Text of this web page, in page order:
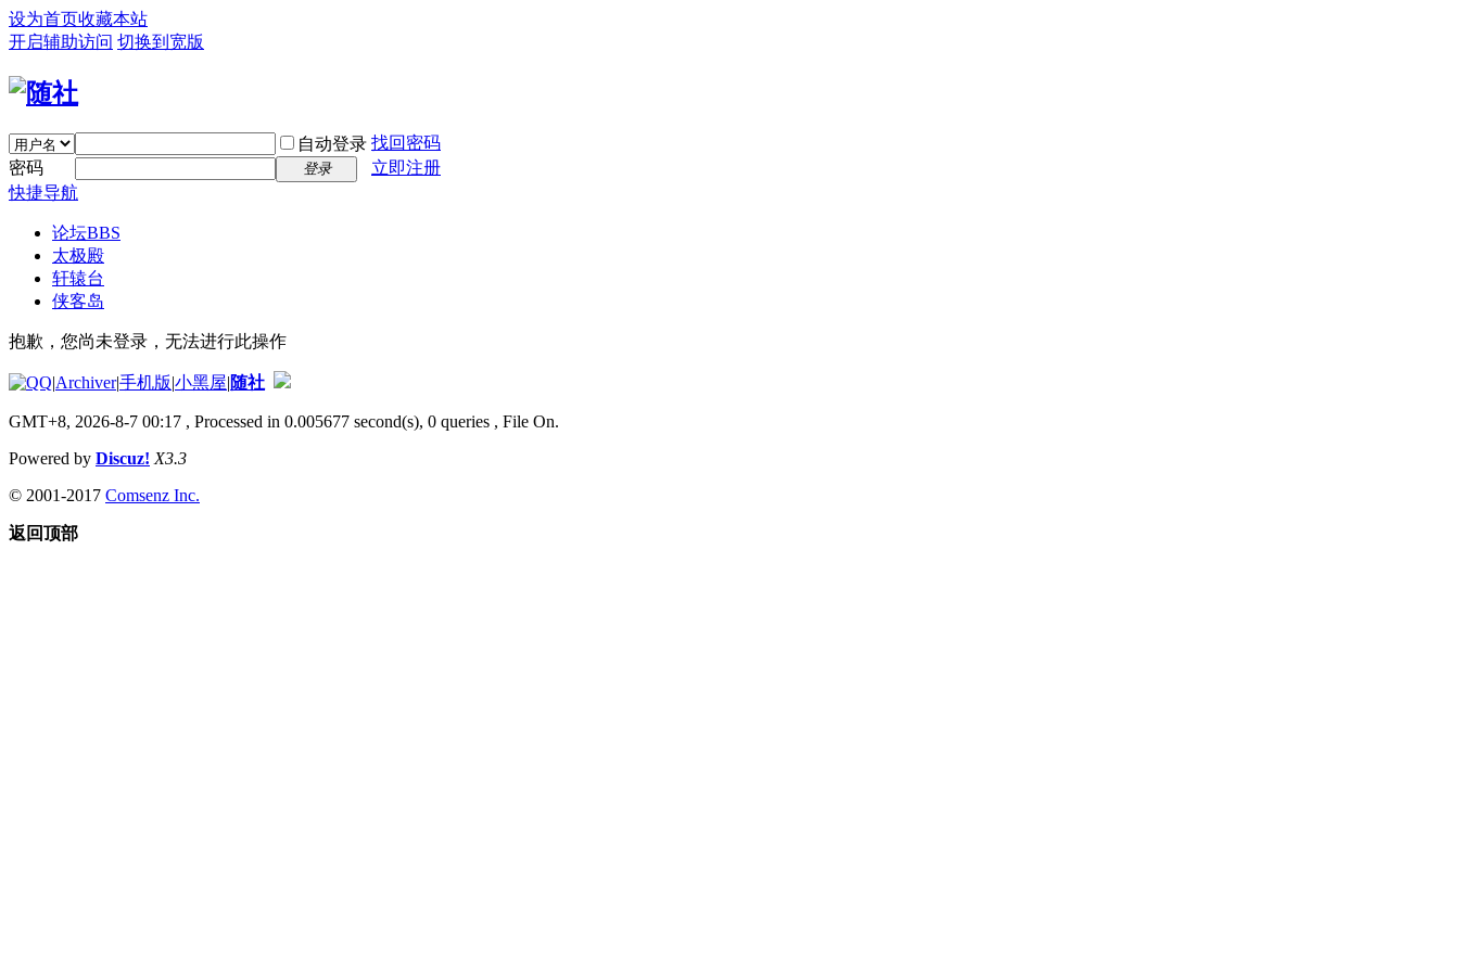
设为首页收藏本站
开启辅助访问 切换到宽版
自动登录 找回密码
密码
登录
立即注册
快捷导航
论坛BBS
太极殿
轩辕台
侠客岛
抱歉，您尚未登录，无法进行此操作
|Archiver|手机版|小黑屋|随社
GMT+8, 2026-8-7 00:17 , Processed in 0.005677 second(s), 0 queries , File On.
Powered by Discuz! X3.3
© 2001-2017 Comsenz Inc.
返回顶部